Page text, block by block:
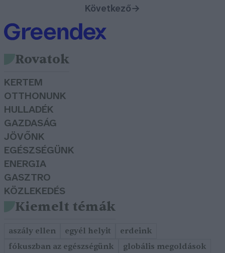
Következő→
Rovatok
KERTEM
OTTHONUNK
HULLADÉK
GAZDASÁG
JÖVŐNK
EGÉSZSÉGÜNK
ENERGIA
GASZTRO
KÖZLEKEDÉS
Kiemelt témák
aszály ellen egyél helyit
erdeink
fókuszban az egészségünk
globális megoldások